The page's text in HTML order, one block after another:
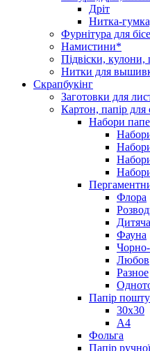
Дріт
Нитка-
Фурнітура для
Намистини*
Підвіски, кулони,
Нитки для
Скрапбукінг
Заготовки для
Картон, папір для
Набори
Флора
Фауна
Любов
Разное
Папір
30х30
А4
Фольга
Папір